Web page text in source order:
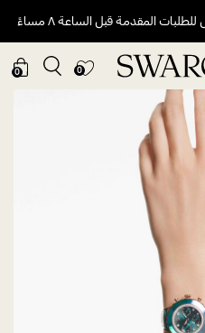
المقدمة قبل الساعة ٨ مساءً
0
0